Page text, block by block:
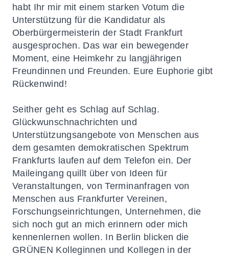
habt Ihr mir mit einem starken Votum die
Unterstützung für die Kandidatur als
Oberbürgermeisterin der Stadt Frankfurt
ausgesprochen. Das war ein bewegender
Moment, eine Heimkehr zu langjährigen
Freundinnen und Freunden. Eure Euphorie gibt
Rückenwind!
Seither geht es Schlag auf Schlag.
Glückwunschnachrichten und
Unterstützungsangebote von Menschen aus
dem gesamten demokratischen Spektrum
Frankfurts laufen auf dem Telefon ein. Der
Maileingang quillt über von Ideen für
Veranstaltungen, von Terminanfragen von
Menschen aus Frankfurter Vereinen,
Forschungseinrichtungen, Unternehmen, die
sich noch gut an mich erinnern oder mich
kennenlernen wollen. In Berlin blicken die
GRÜNEN Kolleginnen und Kollegen in der